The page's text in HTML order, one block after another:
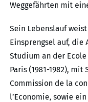
Weggefährten mit
Sein Lebenslauf
Einsprengsel auf, die
Studium an der
Paris (1981-1982),
Commission de la
l’Economie, sowie